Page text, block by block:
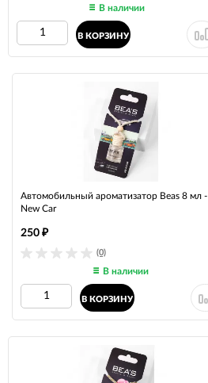
В наличии
В КОРЗИНУ
Автомобильный ароматизатор Beas 8 мл -
New Car
(0)
250 ₽
В наличии
В КОРЗИНУ